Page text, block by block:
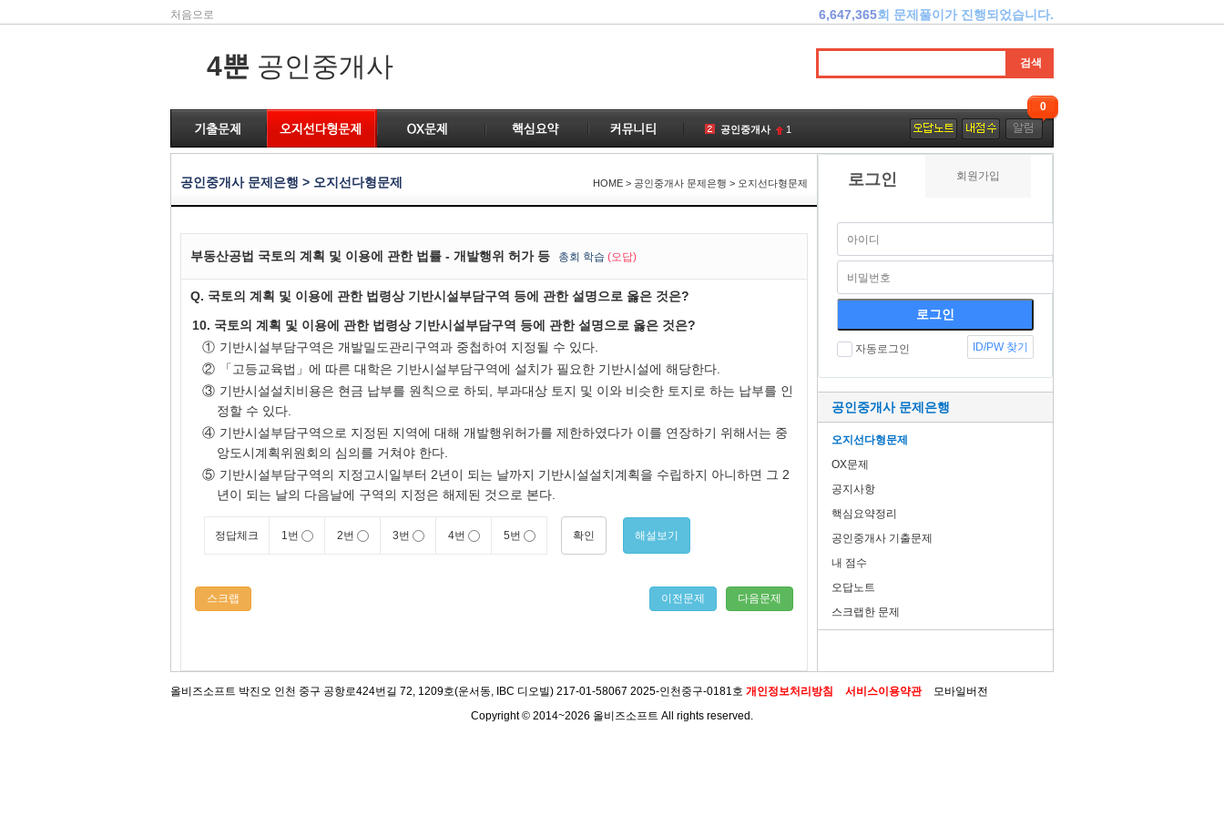
처음으로 6,647,365회 문제풀이가 진행되었습니다.
4뿐 공인중개사
0
공인중개사 1
토지 1
로그인 회원가입
자동로그인 ID/PW 찾기
공인중개사 문제은행
오지선다형문제
OX문제
공지사항
핵심요약정리
공인중개사 기출문제
내 점수
오답노트
스크랩한 문제
공인중개사 문제은행 > 오지선다형문제 HOME > 공인중개사 문제은행 > 오지선다형문제
부동산공법 국토의 계획 및 이용에 관한 법률 - 개발행위 허가 등 총회 학습 (오답)
Q. 국토의 계획 및 이용에 관한 법령상 기반시설부담구역 등에 관한 설명으로 옳은 것은?
10. 국토의 계획 및 이용에 관한 법령상 기반시설부담구역 등에 관한 설명으로 옳은 것은?
① 기반시설부담구역은 개발밀도관리구역과 중첩하여 지정될 수 있다.
②
「고등교육법」에 따른 대학은 기반시설부담구역에 설치가 필요한 기반시설에 해당한다.
③ 기반시설설치비용은 현금 납부를 원칙으로 하되, 부과대상 토지 및 이와 비슷한 토지로 하는 납부를 인
정할 수 있다.
④ 기반시설부담구역으로 지정된 지역에 대해 개발행위허가를 제한하였다가 이를 연장하기 위해서는 중
앙도시계획위원회의 심의를 거쳐야 한다.
⑤ 기반시설부담구역의 지정고시일부터 2년이 되는 날까지 기반시설설치계획을 수립하지 아니하면 그 2
년이 되는 날의 다음날에 구역의 지정은 해제된 것으로 본다.
정답체크 1번 2번 3번 4번 5번 확인 해설보기
스크랩 다음문제
이전문제
올비즈소프트 박진오 인천 중구 공항로424번길 72, 1209호(운서동, IBC 디오빌) 217-01-58067 2025-인천중구-0181호 개인정보처리방침 서비스이용약관
모바일버전
Copyright © 2014~2026 올비즈소프트 All rights reserved.